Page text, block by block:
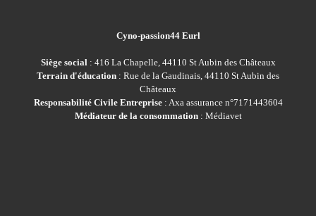
Cyno-passion44 Eurl
Siège social : 416 La Chapelle, 44110 St Aubin des Châteaux
Terrain d'éducation : Rue de la Gaudinais, 44110 St Aubin des
Châteaux
Responsabilité Civile Entreprise: Axa assurance n°7171443604
Médiateur de la consommation: Médiavet